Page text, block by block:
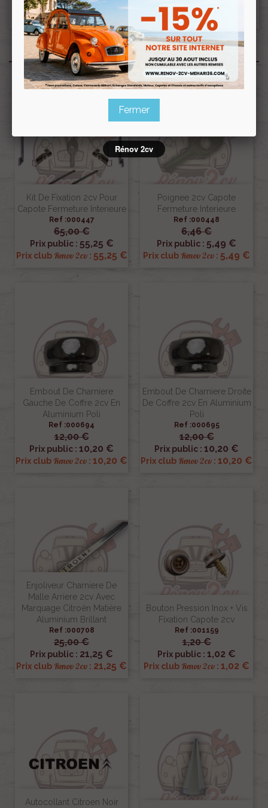
Produits associés
Kit De Fixation 2cv Pour
Capote Fermeture Interieure
Ref :000447
65,00 €
Prix public : 55,25 €
Prix club Renov 2cv: 55,25 €
Pack
Poignee 2cv Capote
Fermeture Interieure
Ref :000448
6,46 €
Prix public : 5,49 €
Prix club Renov 2cv : 5,49 €
Embout De Charniere
Gauche De Coffre 2cv En
Aluminium Poli
Ref :000694
12,00 €
Prix public : 10,20 €
Prix club Renov 2cv : 10,20 €
Embout De Charniere Droite
De Coffre 2cv En Aluminium
Poli
Ref :000695
12,00 €
Prix public : 10,20 €
Prix club Renov 2cv : 10,20 €
Enjoliveur Charniere De
Malle Arriere 2cv Avec
Marquage Citroën Matière
Aluminium Brillant
Ref :000708
25,00 €
Prix public : 21,25 €
Prix club Renov 2cv : 21,25 €
Bouton Pression Inox + Vis
Fixation Capote 2cv
Ref :001159
1,20 €
Prix public : 1,02 €
Prix club Renov 2cv : 1,02 €
Autocollant Citroen Noir
Fermer
Rénov 2cv